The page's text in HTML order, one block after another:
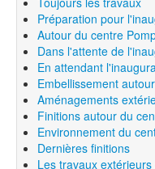
Préparation pour
Autour du centre
Dans l'attente de
En attendant
Embellissement
Aménagements
Finitions autour du
Environnement du
Dernières finitions
Les travaux